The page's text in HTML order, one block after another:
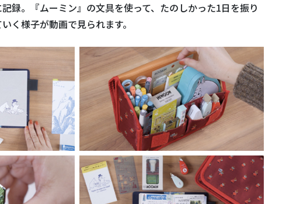
録。『ムーミン』の文具を使って、たのしかった1日を振り
く様子が動画で見られます。